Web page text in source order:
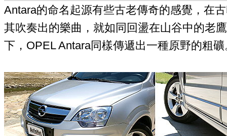
Antara的命名起源有些古老傳奇的感覺，在
其吹奏出的樂曲，就如同回盪在山谷中的老
下，OPEL Antara同樣傳遞出一種原野的粗礦